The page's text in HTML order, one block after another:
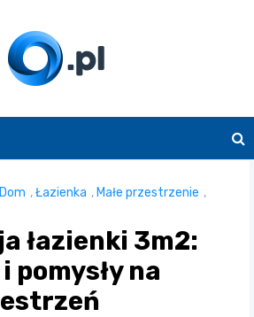
O.pl
Dom ,Łazienka , Małe przestrzenie ,
łazienki 3m2:
pomysły na